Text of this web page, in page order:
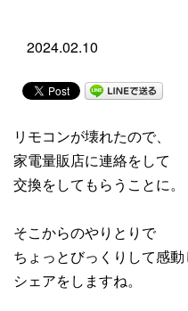
2024.02.10
リモコンが壊れたので、
家電量販店に連絡をして
交換をしてもらうことに。
そこからのやりとりで
ちょっとびっくりして感動
シェアをしますね。